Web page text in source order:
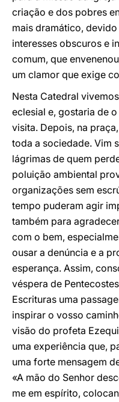
criação e dos pobres
mais dramático,
interesses obscuros e
comum, que
um clamor que exige
Nesta Catedral
eclesial e, gostaria de
visita. Depois, na
toda a sociedade. Vim
lágrimas de quem
poluição ambiental
organizações sem
tempo puderam agir
também para
com o bem,
ousar a denúncia e a
esperança. Assim,
véspera de
Escrituras uma
inspirar o vosso
visão do profeta
uma experiência que,
uma forte mensagem
«A mão do Senhor
me em espírito,